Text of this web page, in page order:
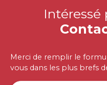
Intéressé
Merci de remplir le
vous dans les plus brefs